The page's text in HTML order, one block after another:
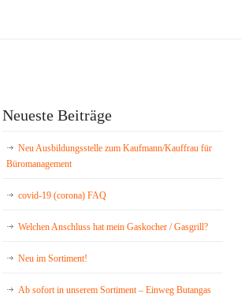
Neueste Beiträge
Neu Ausbildungsstelle zum Kaufmann/Kauffrau für
Büromanagement
covid-19 (corona) FAQ
Welchen Anschluss hat mein Gaskocher / Gasgrill?
Neu im Sortiment!
Ab sofort in unserem Sortiment – Einweg Butangas